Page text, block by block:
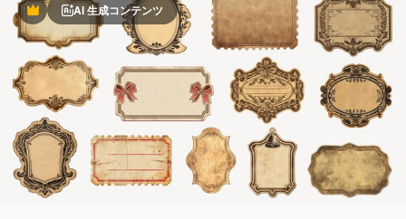
PremiumAI 生成コンテンツ